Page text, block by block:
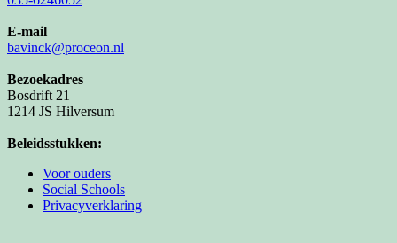
E-mail
bavinck@proceon.nl
Bezoekadres
Bosdrift 21
1214 JS Hilversum
Beleidsstukken:
Voor ouders
Social Schools
Privacyverklaring